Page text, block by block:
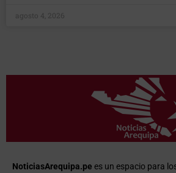
agosto 4, 2026
NoticiasArequipa.pe es un espacio para